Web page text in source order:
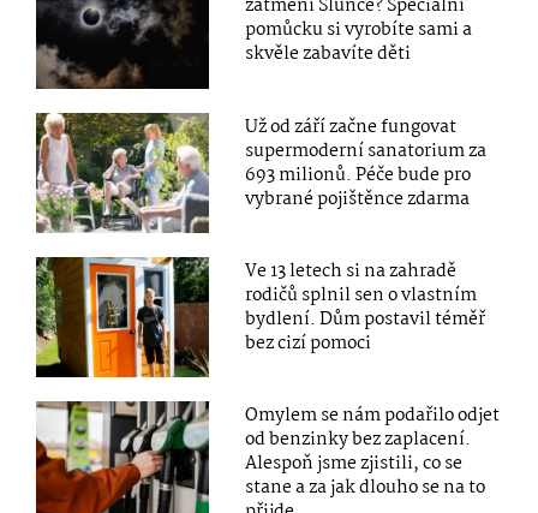
zatmění Slunce? Speciální
pomůcku si vyrobíte sami a
skvěle zabavíte děti
Už od září začne fungovat
supermoderní sanatorium za
693 milionů. Péče bude pro
vybrané pojištěnce zdarma
Ve 13 letech si na zahradě
rodičů splnil sen o vlastním
bydlení. Dům postavil téměř
bez cizí pomoci
Omylem se nám podařilo odjet
od benzinky bez zaplacení.
Alespoň jsme zjistili, co se
stane a za jak dlouho se na to